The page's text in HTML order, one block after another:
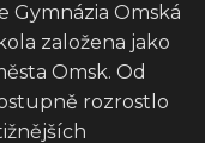
Gymnázia Omská
založena jako
Omsk. Od
rozrostlo